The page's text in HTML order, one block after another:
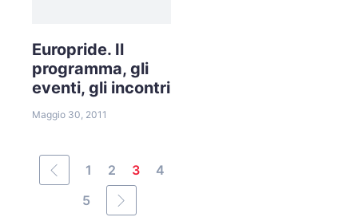
Europride. Il
programma, gli
eventi, gli incontri
Maggio 30, 2011
1 2 3
4
5